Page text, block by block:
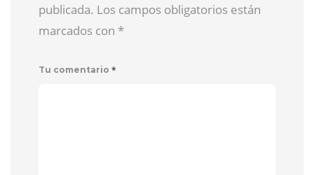
publicada. Los campos obligatorios están
marcados con *
Tu comentario *